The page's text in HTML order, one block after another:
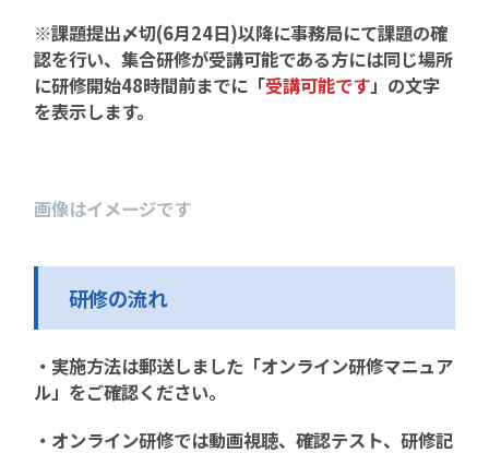
※課題提出〆切(6月24日)以降に事務局にて課題の確
認を行い、集合研修が受講可能である方には同じ場所
に研修開始48時間前までに「受講可能です」の文字
を表示します。
画像はイメージです
研修の流れ
・実施方法は郵送しました「オンライン研修マニュア
ル」をご確認ください。
・オンライン研修では動画視聴、確認テスト、研修記